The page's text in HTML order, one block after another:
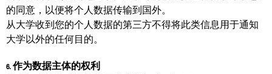
的同意，以便将个人数据传输到国外。
从大学收到您的个人数据的第三方不得将此类信息用于通知
大学以外的任何目的。
6. 作为数据主体的权利